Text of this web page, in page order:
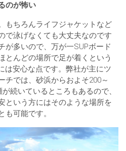
のが怖い
もちろんライフジャケットなど
で泳げなくても大丈夫なのです
が多いので、万が一SUPボード
とんどの場所で足が着くという
は安心な点です。弊社が主にツ
チでは、砂浜からおよそ200～
続いているところもあるので、
という方にはそのような場所を
も可能です。